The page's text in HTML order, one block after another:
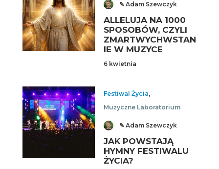
✎ Adam Szewczyk
ALLELUJA NA 1000
SPOSOBÓW, CZYLI
ZMARTWYCHWSTAN
IE W MUZYCE
6 kwietnia
Festiwal Życia,
Muzyczne Laboratorium
✎ Adam Szewczyk
JAK POWSTAJĄ
HYMNY FESTIWALU
ŻYCIA?